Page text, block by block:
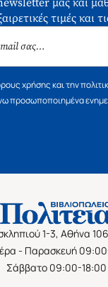
τιμές και
χρήσης και την
προσωποποιημένα
1-3, Αθήνα
- Παρασκευή
Σάββατο 09:00-18:00